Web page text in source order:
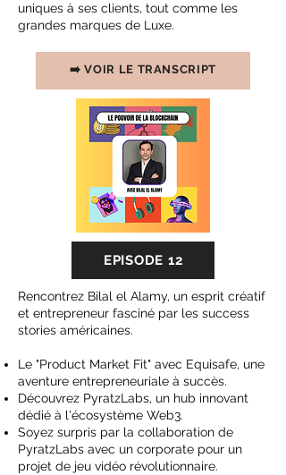
uniques à ses clients, tout comme les
grandes marques de Luxe.
➡️ VOIR LE TRANSCRIPT
EPISODE 12
Rencontrez Bilal el Alamy, un esprit créatif
et entrepreneur fasciné par les success
stories américaines.
Le "Product Market Fit" avec Equisafe, une
aventure entrepreneuriale à succès.
Découvrez PyratzLabs, un hub innovant
dédié à l'écosystème Web3.
Soyez surpris par la collaboration de
PyratzLabs avec un corporate pour un
projet de jeu vidéo révolutionnaire.